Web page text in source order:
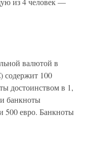
валютой в
содержит 100
достоинством в 1,
банкноты
500 евро. Банкноты